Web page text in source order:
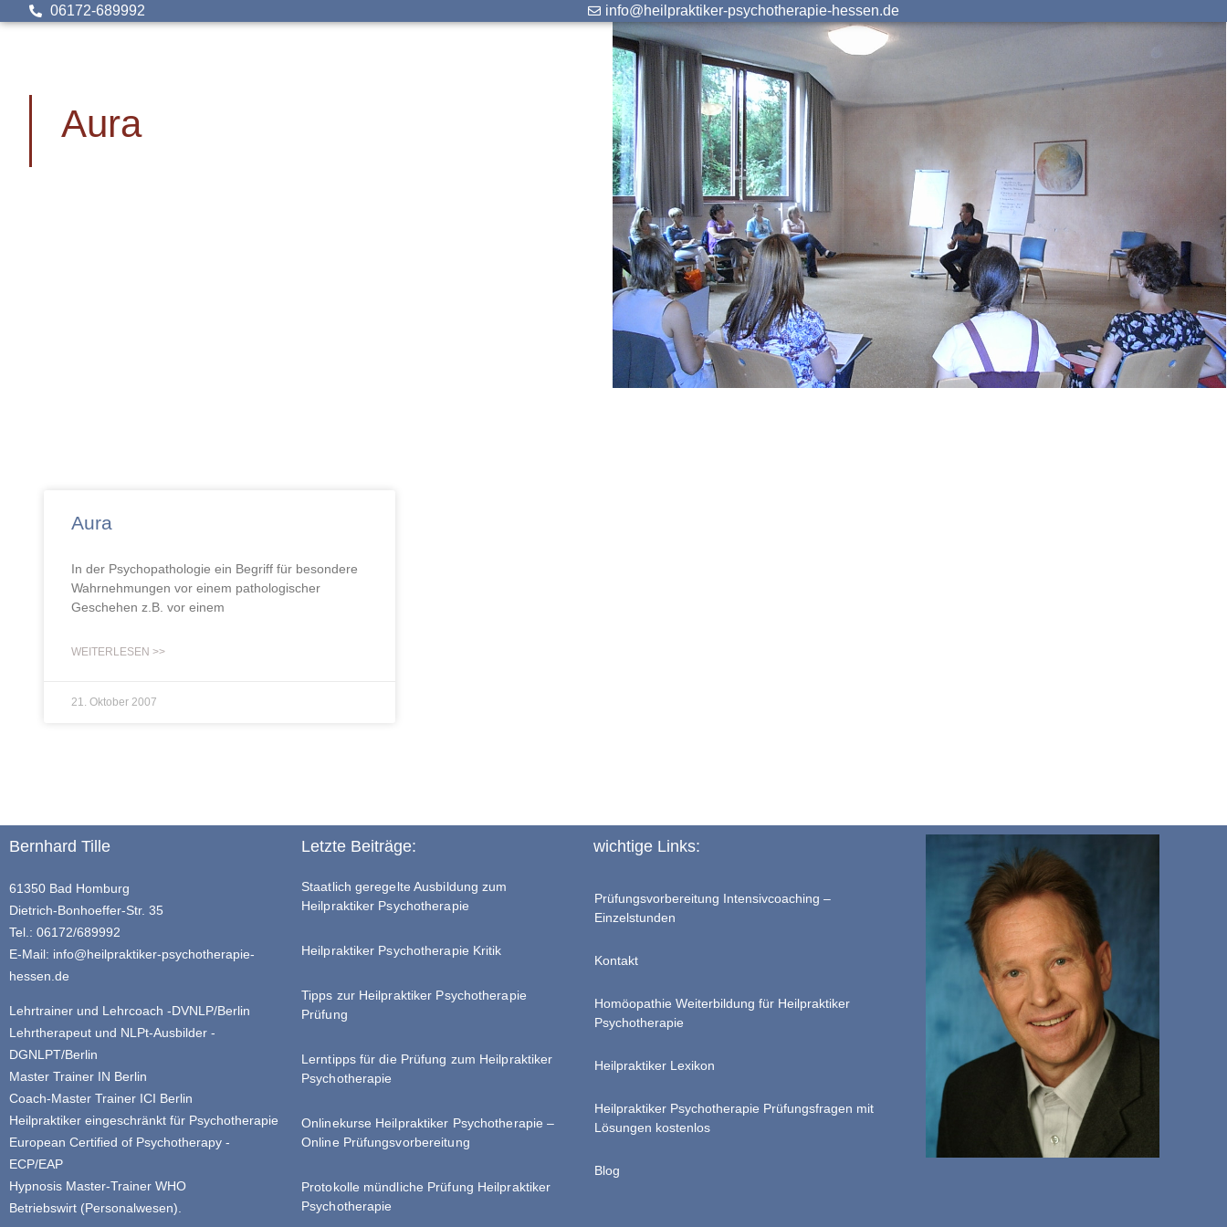
06172-689992 info@heilpraktiker-psychotherapie-hessen.de
Aura
Aura
In der Psychopathologie ein Begriff für besondere
Wahrnehmungen vor einem pathologischer
Geschehen z.B. vor einem
WEITERLESEN >>
21. Oktober 2007
Bernhard Tille
61350 Bad Homburg
Dietrich-Bonhoeffer-Str. 35
Tel.: 06172/689992
E-Mail: info@heilpraktiker-psychotherapie-
hessen.de
Lehrtrainer und Lehrcoach -DVNLP/Berlin
Lehrtherapeut und NLPt-Ausbilder -
DGNLPT/Berlin
Master Trainer IN Berlin
Coach-Master Trainer ICI Berlin
Heilpraktiker eingeschränkt für Psychotherapie
European Certified of Psychotherapy -
ECP/EAP
Hypnosis Master-Trainer WHO
Betriebswirt (Personalwesen).
Letzte Beiträge:
Staatlich geregelte Ausbildung zum
Heilpraktiker Psychotherapie
Heilpraktiker Psychotherapie Kritik
Tipps zur Heilpraktiker Psychotherapie
Prüfung
Lerntipps für die Prüfung zum Heilpraktiker
Psychotherapie
Onlinekurse Heilpraktiker Psychotherapie –
Online Prüfungsvorbereitung
Protokolle mündliche Prüfung Heilpraktiker
Psychotherapie
wichtige Links:
Prüfungsvorbereitung Intensivcoaching –
Einzelstunden
Kontakt
Homöopathie Weiterbildung für Heilpraktiker
Psychotherapie
Heilpraktiker Lexikon
Heilpraktiker Psychotherapie Prüfungsfragen mit
Lösungen kostenlos
Blog